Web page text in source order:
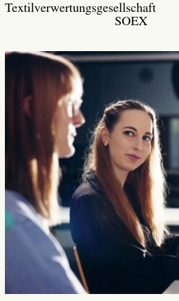
Textilverwertungsgesellschaft
SOEX